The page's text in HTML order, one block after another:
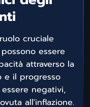
cruciale
essere
attraverso la
e il progresso
negativi,
all'inflazione.